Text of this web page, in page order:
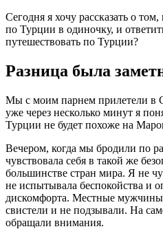
Сегодня я хочу рассказать о
по Турции в одиночку, и
путешествовать по Турции?
Разница была
Мы с моим парнем прилетели в
уже через несколько минут я
Турции не будет похоже на
Вечером, когда мы бродили по
чувствовала себя в такой же
большинстве стран мира. Я не
не испытывала беспокойства и
дискомфорта. Местные
свистели и не подзывали. На
обращали внимания.